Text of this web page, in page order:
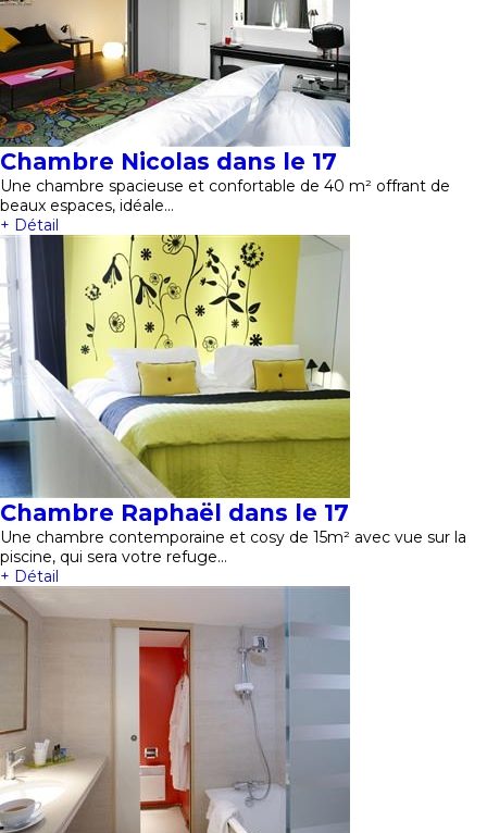
Chambre Nicolas dans le 17
Une chambre spacieuse et confortable de 40 m² offrant de
beaux espaces, idéale…
+ Détail
Chambre Raphaël dans le 17
Une chambre contemporaine et cosy de 15m² avec vue sur la
piscine, qui sera votre refuge…
+ Détail